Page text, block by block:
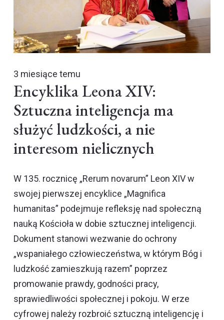
3 miesiące temu
Encyklika Leona XIV:
Sztuczna inteligencja ma
służyć ludzkości, a nie
interesom nielicznych
W 135. rocznicę „Rerum novarum” Leon XIV w
swojej pierwszej encyklice „Magnifica
humanitas” podejmuje refleksję nad społeczną
nauką Kościoła w dobie sztucznej inteligencji.
Dokument stanowi wezwanie do ochrony
„wspaniałego człowieczeństwa, w którym Bóg i
ludzkość zamieszkują razem” poprzez
promowanie prawdy, godności pracy,
sprawiedliwości społecznej i pokoju. W erze
cyfrowej należy rozbroić sztuczną inteligencję i